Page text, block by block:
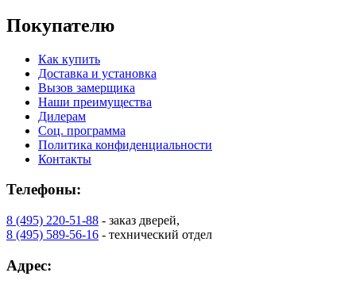
Покупателю
Как купить
Доставка и установка
Вызов замерщика
Наши преимущества
Дилерам
Соц. программа
Политика конфиденциальности
Контакты
Телефоны:
8 (495) 220-51-88 - заказ дверей,
8 (495) 589-56-16 - технический отдел
Адрес: